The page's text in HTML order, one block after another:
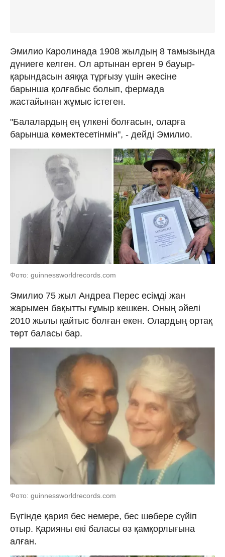
Эмилио Каролинада 1908 жылдың 8 тамызында
дүниеге келген. Ол артынан ерген 9 бауыр-
қарындасын аяққа тұрғызу үшін әкесіне
барынша қолғабыс болып, фермада
жастайынан жұмыс істеген.
"Балалардың ең үлкені болғасын, оларға
барынша көмектесетінмін", - дейді Эмилио.
Фото: guinnessworldrecords.com
Эмилио 75 жыл Андреа Перес есімді жан
жарымен бақытты ғұмыр кешкен. Оның әйелі
2010 жылы қайтыс болған екен. Олардың ортақ
төрт баласы бар.
Фото: guinnessworldrecords.com
Бүгінде қария бес немере, бес шөбере сүйіп
отыр. Қарияны екі баласы өз қамқорлығына
алған.